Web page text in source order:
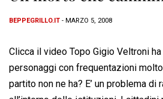
BEPPEGRILLO.IT - MARZO 5, 2008
Clicca il video Topo Gigio Veltroni
personaggi con frequentazioni
partito non ne ha? E’ un problema di